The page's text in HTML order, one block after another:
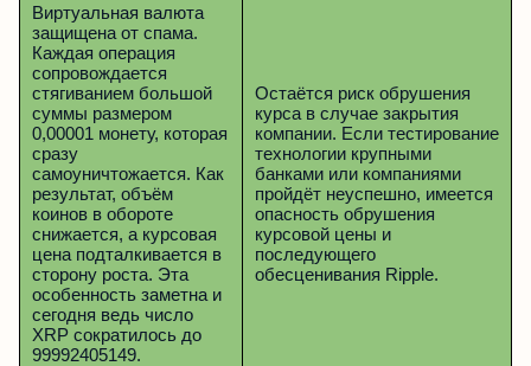
Виртуальная валюта
защищена от спама.
Каждая операция
сопровождается
стягиванием большой
суммы размером
0,00001 монету, которая
сразу
самоуничтожается. Как
результат, объём
коинов в обороте
снижается, а курсовая
цена подталкивается в
сторону роста. Эта
особенность заметна и
сегодня ведь число
XRP сократилось до
99992405149.
Остаётся риск обрушения
курса в случае закрытия
компании. Если тестирование
технологии крупными
банками или компаниями
пройдёт неуспешно, имеется
опасность обрушения
курсовой цены и
последующего
обесценивания Ripple.